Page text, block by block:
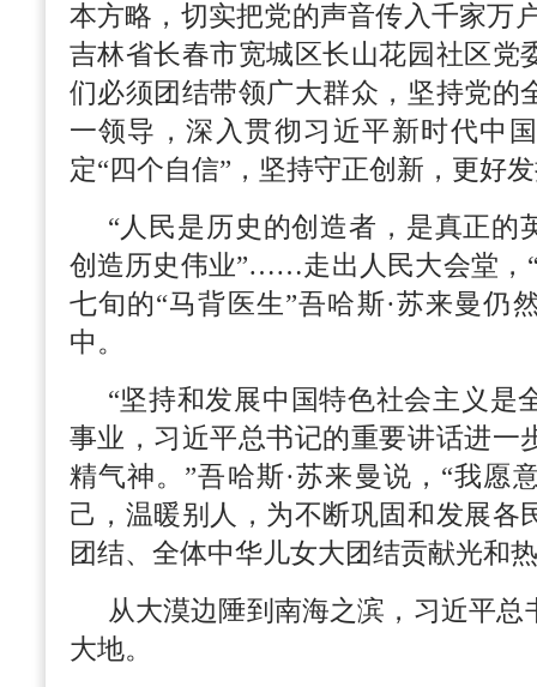
本方略，切实把党的声音传入千家万
吉林省长春市宽城区长山花园社区党
们必须团结带领广大群众，坚持党的
一领导，深入贯彻习近平新时代中
定“四个自信”，坚持守正创新，更好
“人民是历史的创造者，是真正的
创造历史伟业”……走出人民大会堂，
七旬的“马背医生”吾哈斯·苏来曼仍
中。
“坚持和发展中国特色社会主义是
事业，习近平总书记的重要讲话进一
精气神。”吾哈斯·苏来曼说，“我愿
己，温暖别人，为不断巩固和发展各
团结、全体中华儿女大团结贡献光和
从大漠边陲到南海之滨，习近平
大地。